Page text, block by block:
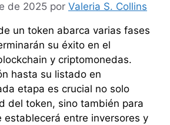
de 2025 por Valeria S. Collins
un token abarca varias fases
su éxito en el
y criptomonedas.
hasta su listado en
etapa es crucial no solo
del token, sino también para
establecerá entre inversores y